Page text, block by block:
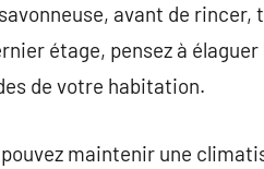
savonneuse, avant de
étage, pensez à
de votre habitation.
maintenir une